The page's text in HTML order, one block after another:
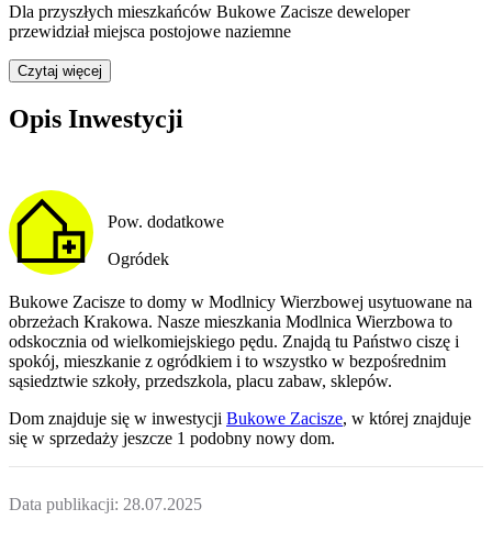
Dla przyszłych mieszkańców Bukowe Zacisze deweloper
przewidziałmiejsca postojowe naziemne
Czytaj więcej
Opis Inwestycji
Pow. dodatkowe
Ogródek
Bukowe Zacisze to domy w Modlnicy Wierzbowej usytuowane na
obrzeżach Krakowa. Nasze mieszkania Modlnica Wierzbowa to
odskocznia od wielkomiejskiego pędu. Znajdą tu Państwo ciszę i
spokój, mieszkanie z ogródkiem i to wszystko w bezpośrednim
sąsiedztwie szkoły, przedszkola, placu zabaw, sklepów.
Dom znajduje się w inwestycji Bukowe Zacisze, w której znajduje
się w sprzedaży jeszcze 1 podobny nowy dom.
Data publikacji: 28.07.2025